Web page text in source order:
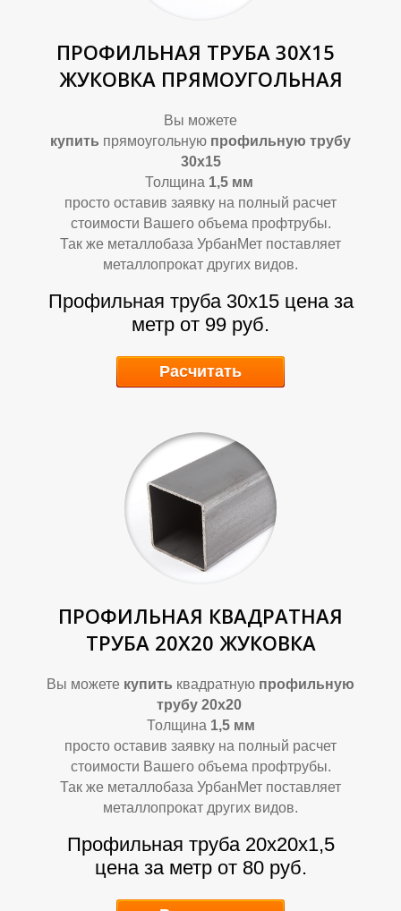
Л
О
ПРОФИЛЬНАЯ ТРУБА 30Х15
ЖУКОВКА ПРЯМОУГОЛЬНАЯ
Вы можете
купить прямоугольную профильную трубу
30х15
Толщина 1,5мм
просто оставив заявку на полный расчет
стоимости Вашего объема профтрубы.
Так же металлобаза УрбанМет поставляет
металлопрокат других видов.
Профильная труба 30х15 цена за
метр от 99 руб.
Расчитать
ПРОФИЛЬНАЯ КВАДРАТНАЯ
ТРУБА 20Х20 ЖУКОВКА
Вы можете купить квадратную профильную
трубу 20х20
Толщина 1,5 мм
просто оставив заявку на полный расчет
стоимости Вашего объема профтрубы.
Так же металлобаза УрбанМет поставляет
металлопрокат других видов.
Профильная труба 20х20х1,5
цена за метр от 80 руб.
Л
О